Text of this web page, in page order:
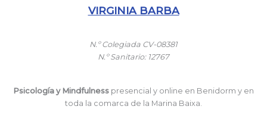
VIRGINIA BARBA
N.º Colegiada CV-08381
N.ºSanitario: 12767
Psicología y Mindfulness presencial y online en Benidorm y en
toda la comarca de la Marina Baixa.